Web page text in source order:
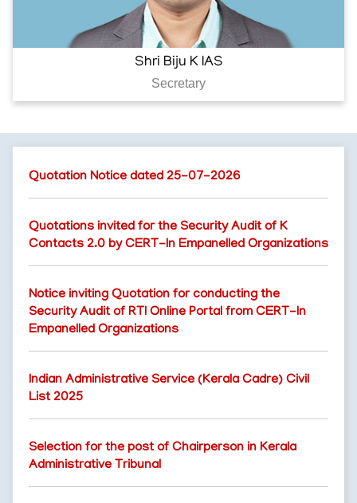
FOOTER
MENU
Disclaimer
Terms
Shri Biju K IAS
Secretary
Quotation Notice dated 25-07-2026
Quotations invited for the Security Audit of K
Contacts 2.0 by CERT-In Empanelled Organizations
Notice inviting Quotation for conducting the
Security Audit of RTI Online Portal from CERT-In
Empanelled Organizations
Indian Administrative Service (Kerala Cadre) Civil
List 2025
Selection for the post of Chairperson in Kerala
Administrative Tribunal